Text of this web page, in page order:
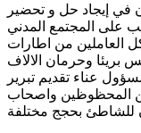
في إيجاد حل و تحضير
على المجتمع المدني
العاملين من اطارات
بريئا وحرمان الالاف
عناء تقديم تبرير
من المحظوظين واصحاب
للشاطئ بحجج مختلفة